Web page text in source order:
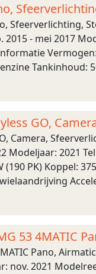
- mei 2017
Tankinhoud:
GO,
Camera,
Modeljaar: 2021
PK) Koppel:
53 4MATIC
Pano,
2021